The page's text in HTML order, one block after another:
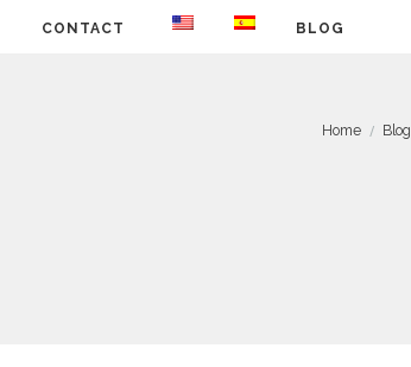
CONTACT BLOG
Home Blog